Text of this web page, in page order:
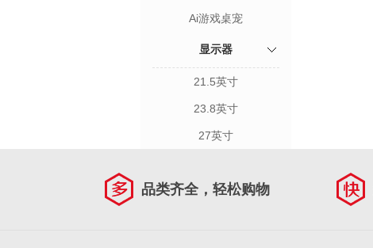
Ai游戏桌宠
显示器
21.5英寸
23.8英寸
27英寸
品类齐全，轻松购物